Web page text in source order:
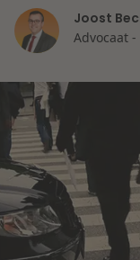
Overheid &
Aanbesteding
Litigation
Dichtbij de
Lees meer
Joost
Advocaat